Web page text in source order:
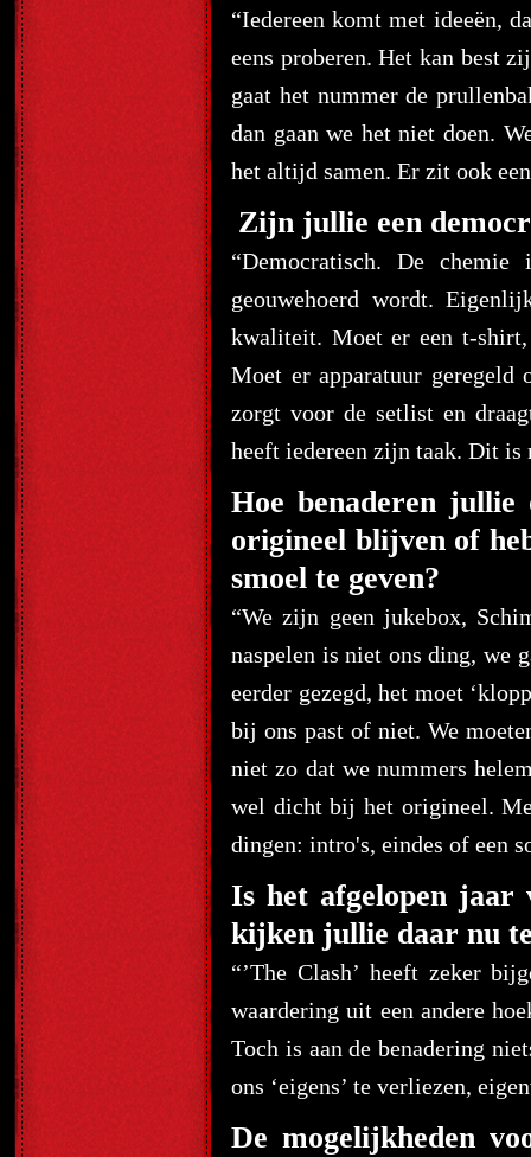
“Iedereen komt met ideeën,
eens proberen. Het kan best
gaat het nummer de
dan gaan we het niet doen.
het altijd samen. Er zit ook
Zijn jullie een
“Democratisch. De
geouwehoerd wordt.
kwaliteit. Moet er een t-
Moet er apparatuur geregeld
zorgt voor de setlist en
heeft iedereen zijn taak. Dit is
Hoe benaderen
origineel blijven of
smoel te geven?
“We zijn geen jukebox,
naspelen is niet ons ding, we
eerder gezegd, het moet
bij ons past of niet. We
niet zo dat we nummers
wel dicht bij het origineel.
dingen: intro's, eindes of een
Is het afgelopen jaar
kijken jullie daar nu
“’The Clash’ heeft zeker
waardering uit een andere
Toch is aan de benadering
ons ‘eigens’ te verliezen,
De mogelijkheden